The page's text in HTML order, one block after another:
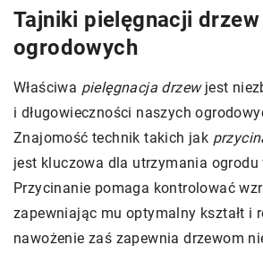
Tajniki pielęgnacji drzew
ogrodowych
Właściwa pielęgnacja drzewjest
i długowieczności naszych
Znajomość technik takich jak
jest kluczowa dla utrzymania ogrodu
Przycinanie pomaga kontrolować
zapewniając mu optymalny kształt i
nawożenie zaś zapewnia drzewom